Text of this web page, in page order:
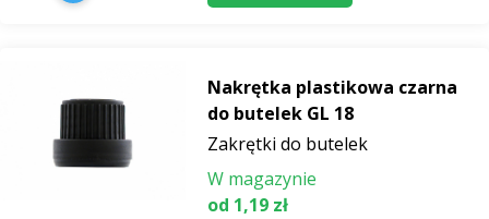
Nakrętka plastikowa czarna
do butelek GL 18
Zakrętki do butelek
W magazynie
od 1,19 zł